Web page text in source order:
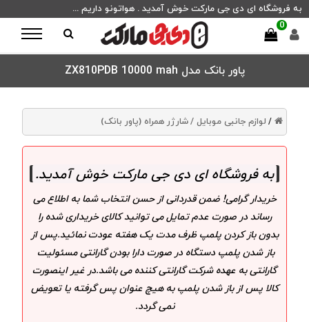
به فروشگاه ای دی جی مارکت خوش آمدید . هواتونو داریم ...
0
پاور بانک مدل ZX810PDB 10000 mah
/ لوازم جانبی موبایل /شارژر همراه (پاور بانک)
به فروشگاه ای دی جی مارکت خوش آمدید.
خریدار گرامی! ضمن قدردانی از حسن انتخاب شما به اطلاع می
رساند در صورت عدم تمایل می توانید کالای خریداری شده را
بدون باز کردن پلمپ ظرف مدت یک هفته عودت نمائید.پس از
باز شدن پلمپ دستگاه در صورت دارا بودن گارانتی مسئولیت
گارانتی به عهده شرکت گارانتی کننده می باشد.در غیر اینصورت
کالا پس از باز شدن پلمپ به هیچ عنوان پس گرفته یا تعویض
نمی گردد.